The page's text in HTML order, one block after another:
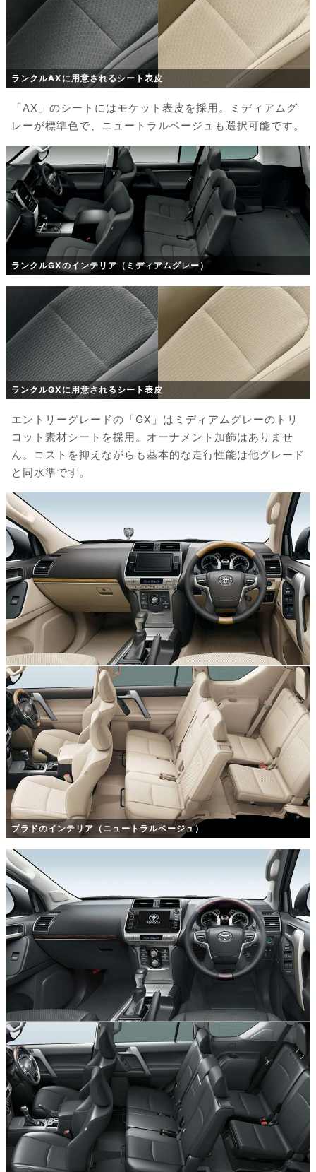
ランクルAXに用意されるシート表皮
「AX」のシートにはモケット表皮を採用。ミディアムグ
レーが標準色で、ニュートラルベージュも選択可能です。
ランクルGXのインテリア（ミディアムグレー）
ランクルGXに用意されるシート表皮
エントリーグレードの「GX」はミディアムグレーのトリ
コット素材シートを採用。オーナメント加飾はありませ
ん。コストを抑えながらも基本的な走行性能は他グレード
と同水準です。
プラドのインテリア（ニュートラルベージュ）